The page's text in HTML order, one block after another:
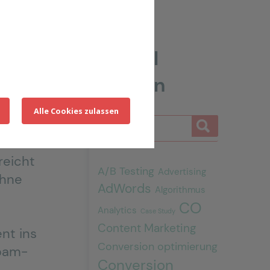
Alle Cookies zulassen
Artikel
suchen
A/B Testing Advertising
AdWords Algorithmus
Analytics Case Study CO
Content Marketing
Conversion optimierung
Conversion
ins